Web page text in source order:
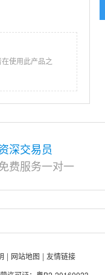
使用此产品之
深交易员
费服务一对一
网站地图 友情链接